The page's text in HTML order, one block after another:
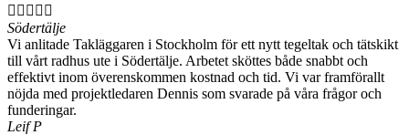
    
Södertälje
Vi anlitade Takläggaren i Stockholm för ett nytt tegeltak och tätskikt
till vårt radhus ute i Södertälje. Arbetet sköttes både snabbt och
effektivt inom överenskommen kostnad och tid. Vi var framförallt
nöjda med projektledaren Dennis som svarade på våra frågor och
funderingar.
Leif P